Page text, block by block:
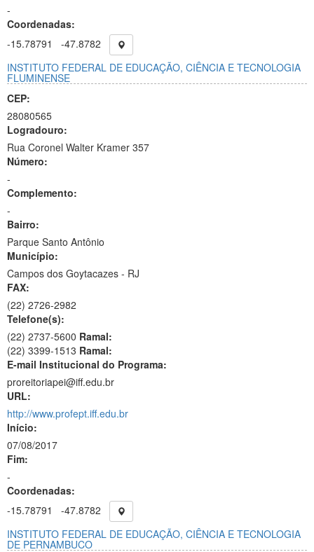
-
Coordenadas:
-15.78791
-47.8782
INSTITUTO FEDERAL DE EDUCAÇÃO, CIÊNCIA E TECNOLOGIA
FLUMINENSE
CEP:
28080565
Logradouro:
Rua Coronel Walter Kramer 357
Número:
-
Complemento:
-
Bairro:
Parque Santo Antônio
Município:
Campos dos Goytacazes - RJ
FAX:
(22) 2726-2982
Telefone(s):
(22) 2737-5600 Ramal:
(22) 3399-1513 Ramal:
E-mail Institucional do Programa:
proreitoriapei@iff.edu.br
URL:
http://www.profept.iff.edu.br
Início:
07/08/2017
Fim:
-
Coordenadas:
-15.78791
-47.8782
INSTITUTO FEDERAL DE EDUCAÇÃO, CIÊNCIA E TECNOLOGIA
DE PERNAMBUCO